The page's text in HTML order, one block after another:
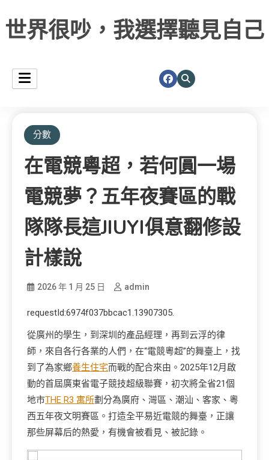
世界很吵，我選擇聽見自己
分數
在電競粵超，若何圓一場
電競夢？五年夜賽區的戰
隊隊長這JIUYI俱意翻修設
計樣說
2026 年 1 月 25 日 admin
requestId:6974f037bbcac1.13907305.
從廣州的學生，到深圳的產品經理，再到云浮的律
師，來自各行各業的人們，在“電競粵超”的舞臺上，找
到了為家鄉養生住宅而戰的配合來由。2025年12月啟
動的首屆廣東省電子競技超級聯賽，初次將全省21個
地市THE R3 寓所劃分為廣府、灣區、潮汕、客家、粵
西五年夜文明賽區。打造全平易近電競的舞臺，正讓
那些屏幕后的熱愛，有機會被看見、被記錄。